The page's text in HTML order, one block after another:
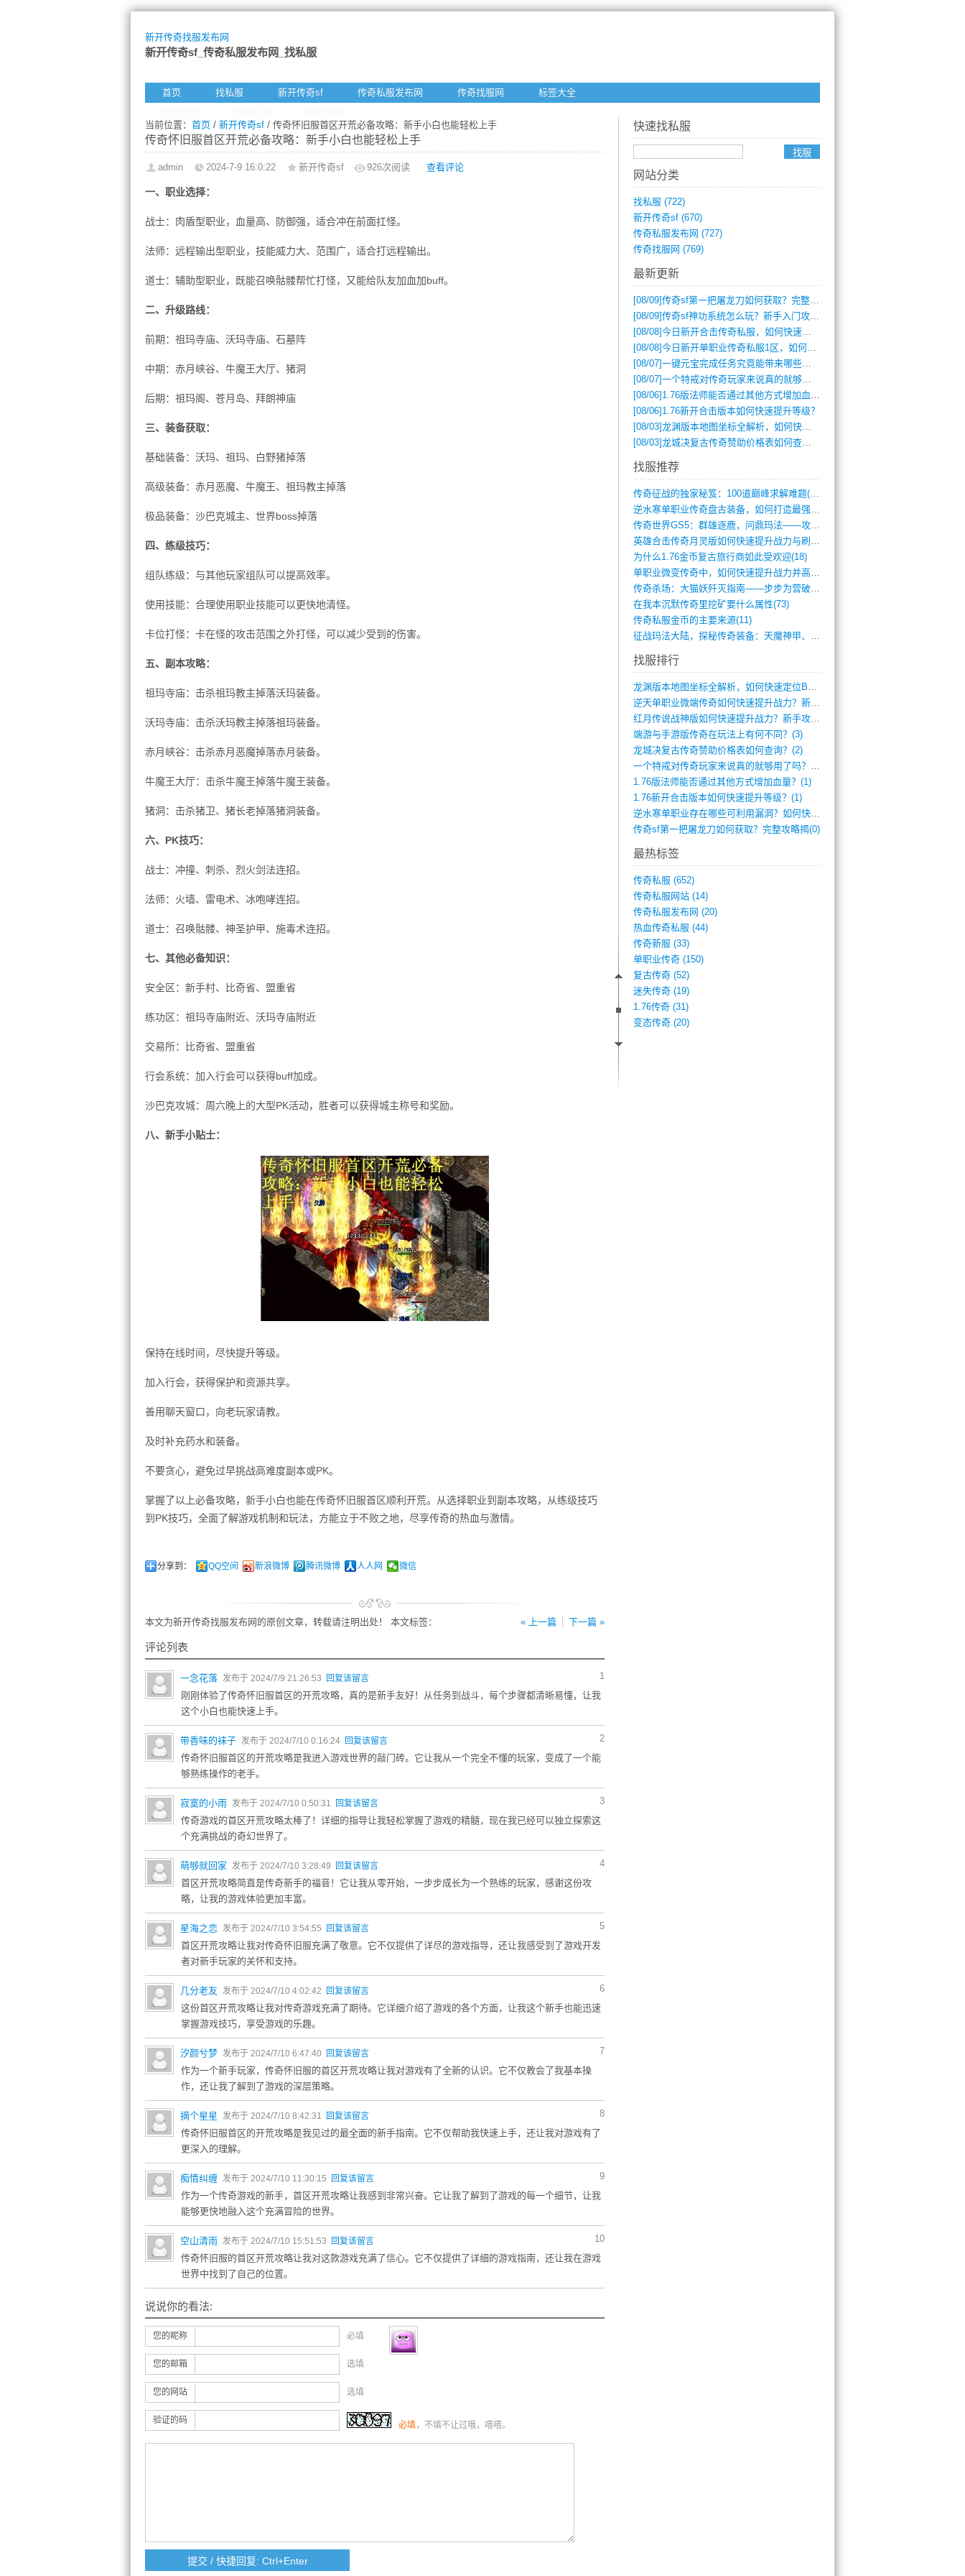
新开传奇找服发布网
新开传奇sf_传奇私服发布网_找私服
首页 找私服 新开传奇sf 传奇私服发布网 传奇找服网
标签大全
当前位置： 首页 / 新开传奇sf / 传奇怀旧服首区开荒必备攻略：新手小白也能轻松上手
传奇怀旧服首区开荒必备攻略：新手小白也能轻松上手
admin 2024-7-9 16:0:22 新开传奇sf 926次阅读 查看评论
一、职业选择：
战士：肉盾型职业，血量高、防御强，适合冲在前面扛怪。
法师：远程输出型职业，技能威力大、范围广，适合打远程输出。
道士：辅助型职业，既能召唤骷髅帮忙打怪，又能给队友加血加buff。
二、升级路线：
前期：祖玛寺庙、沃玛寺庙、石墓阵
中期：赤月峡谷、牛魔王大厅、猪洞
后期：祖玛阁、苍月岛、拜朗神庙
三、装备获取：
基础装备：沃玛、祖玛、白野猪掉落
高级装备：赤月恶魔、牛魔王、祖玛教主掉落
极品装备：沙巴克城主、世界boss掉落
四、练级技巧：
组队练级：与其他玩家组队可以提高效率。
使用技能：合理使用职业技能可以更快地清怪。
卡位打怪：卡在怪的攻击范围之外打怪，可以减少受到的伤害。
五、副本攻略：
祖玛寺庙：击杀祖玛教主掉落沃玛装备。
沃玛寺庙：击杀沃玛教主掉落祖玛装备。
赤月峡谷：击杀赤月恶魔掉落赤月装备。
牛魔王大厅：击杀牛魔王掉落牛魔王装备。
猪洞：击杀猪卫、猪长老掉落猪洞装备。
六、PK技巧：
战士：冲撞、刺杀、烈火剑法连招。
法师：火墙、雷电术、冰咆哮连招。
道士：召唤骷髅、神圣护甲、施毒术连招。
七、其他必备知识：
安全区：新手村、比奇省、盟重省
练功区：祖玛寺庙附近、沃玛寺庙附近
交易所：比奇省、盟重省
行会系统：加入行会可以获得buff加成。
沙巴克攻城：周六晚上的大型PK活动，胜者可以获得城主称号和奖励。
八、新手小贴士：
保持在线时间，尽快提升等级。
加入行会，获得保护和资源共享。
善用聊天窗口，向老玩家请教。
及时补充药水和装备。
不要贪心，避免过早挑战高难度副本或PK。
掌握了以上必备攻略，新手小白也能在传奇怀旧服首区顺利开荒。从选择职业到副本攻略，从练级技巧
到PK技巧，全面了解游戏机制和玩法，方能立于不败之地，尽享传奇的热血与激情。
分享到： QQ空间 新浪微博 腾讯微博 人人网 微信
« 上一篇 下一篇 »
本文为新开传奇找服发布网的原创文章，转载请注明出处！ 本文标签：
评论列表
1
一念花落 发布于 2024/7/9 21:26:53 回复该留言
刚刚体验了传奇怀旧服首区的开荒攻略，真的是新手友好！从任务到战斗，每个步骤都清晰易懂，让我
这个小白也能快速上手。
2
带香味的袜子 发布于 2024/7/10 0:16:24 回复该留言
传奇怀旧服首区的开荒攻略是我进入游戏世界的敲门砖。它让我从一个完全不懂的玩家，变成了一个能
够熟练操作的老手。
3
寂寞的小雨 发布于 2024/7/10 0:50:31 回复该留言
传奇游戏的首区开荒攻略太棒了！详细的指导让我轻松掌握了游戏的精髓，现在我已经可以独立探索这
个充满挑战的奇幻世界了。
4
萌够就回家 发布于 2024/7/10 3:28:49 回复该留言
首区开荒攻略简直是传奇新手的福音！它让我从零开始，一步步成长为一个熟练的玩家，感谢这份攻
略，让我的游戏体验更加丰富。
5
星海之恋 发布于 2024/7/10 3:54:55 回复该留言
首区开荒攻略让我对传奇怀旧服充满了敬意。它不仅提供了详尽的游戏指导，还让我感受到了游戏开发
者对新手玩家的关怀和支持。
6
几分老友 发布于 2024/7/10 4:02:42 回复该留言
这份首区开荒攻略让我对传奇游戏充满了期待。它详细介绍了游戏的各个方面，让我这个新手也能迅速
掌握游戏技巧，享受游戏的乐趣。
7
汐颜兮梦 发布于 2024/7/10 6:47:40 回复该留言
作为一个新手玩家，传奇怀旧服的首区开荒攻略让我对游戏有了全新的认识。它不仅教会了我基本操
作，还让我了解到了游戏的深层策略。
8
摘个星星 发布于 2024/7/10 8:42:31 回复该留言
传奇怀旧服首区的开荒攻略是我见过的最全面的新手指南。它不仅帮助我快速上手，还让我对游戏有了
更深入的理解。
9
痴情纠缠 发布于 2024/7/10 11:30:15 回复该留言
作为一个传奇游戏的新手，首区开荒攻略让我感到非常兴奋。它让我了解到了游戏的每一个细节，让我
能够更快地融入这个充满冒险的世界。
10
空山清雨 发布于 2024/7/10 15:51:53 回复该留言
传奇怀旧服的首区开荒攻略让我对这款游戏充满了信心。它不仅提供了详细的游戏指南，还让我在游戏
世界中找到了自己的位置。
说说你的看法:
您的昵称 必填
您的邮箱 选填
您的网站 选填
验证的码 必填，不填不让过哦，嘻嘻。
快速找私服
网站分类
找私服 (722)
新开传奇sf (670)
传奇私服发布网 (727)
传奇找服网 (769)
最新更新
[08/09]传奇sf第一把屠龙刀如何获取？完整攻略揭秘
[08/09]传奇sf神功系统怎么玩？新手入门攻略全解析
[08/08]今日新开合击传奇私服，如何快速提升角色战力？
[08/08]今日新开单职业传奇私服1区，如何快速升级与获取顶级装备？
[08/07]一键元宝完成任务究竟能带来哪些超值优势？
[08/07]一个特戒对传奇玩家来说真的就够用了吗？
[08/06] 1.76版法师能否通过其他方式增加血量？
[08/06] 1.76新开合击版本如何快速提升等级？
[08/03]龙渊版本地图坐标全解析，如何快速定位BOSS位置？
[08/03]龙城决复古传奇赞助价格表如何查询？
找服推荐
传奇征战的独家秘笈：100道巅峰求解难题(366)
逆水寒单职业传奇盘古装备，如何打造最强战(491)
传奇世界GS5：群雄逐鹿，问鼎玛法——攻(626)
英雄合击传奇月灵版如何快速提升战力与刷装(381)
为什么1.76金币复古旅行商如此受欢迎(18)
单职业微变传奇中，如何快速提升战力并高效(5)
传奇杀场：大猫妖歼灭指南——步步为营破强(347)
在我本沉默传奇里挖矿要什么属性(73)
传奇私服金币的主要来源(11)
征战玛法大陆，探秘传奇装备：天魔神甲、屠(870)
找服排行
龙渊版本地图坐标全解析，如何快速定位BO(4)
逆天单职业微端传奇如何快速提升战力？新手(4)
红月传说战神版如何快速提升战力？新手攻略(3)
端游与手游版传奇在玩法上有何不同？(3)
龙城决复古传奇赞助价格表如何查询？(2)
一个特戒对传奇玩家来说真的就够用了吗？(1)
1.76版法师能否通过其他方式增加血量？(1)
1.76新开合击版本如何快速提升等级？(1)
逆水寒单职业存在哪些可利用漏洞？如何快速(1)
传奇sf第一把屠龙刀如何获取？完整攻略揭(0)
最热标签
传奇私服 (652)
传奇私服网站 (14)
传奇私服发布网 (20)
热血传奇私服 (44)
传奇新服 (33)
单职业传奇 (150)
复古传奇 (52)
迷失传奇 (19)
1.76传奇 (31)
变态传奇 (20)